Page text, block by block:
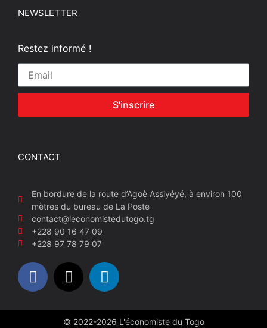
NEWSLETTER
Restez informé !
S'inscrire
CONTACT
En bordure de la route d’Agoè Assiyéyé, à environ 100
mètres du bureau de La Poste
contact@leconomistedutogo.tg
+228 90 16 47 09
+228 97 78 79 07
© 2022-2026 L'économiste du Togo